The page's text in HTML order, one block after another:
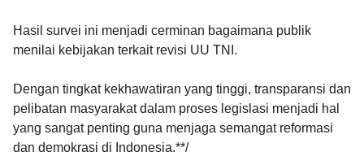
Hasil survei ini menjadi cerminan bagaimana publik
menilai kebijakan terkait revisi UU TNI.
Dengan tingkat kekhawatiran yang tinggi, transparansi dan
pelibatan masyarakat dalam proses legislasi menjadi hal
yang sangat penting guna menjaga semangat reformasi
dan demokrasi di Indonesia.**/